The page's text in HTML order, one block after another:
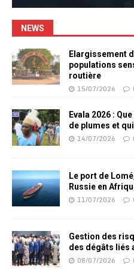
NEWS
Elargissement
populations
routière
15/07/2026
Evala 2026 :
de plumes et
14/07/2026
Le port de
Russie en
11/07/2026
Gestion des
des dégâts liés
08/07/2026